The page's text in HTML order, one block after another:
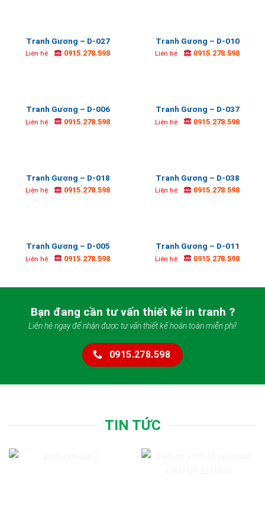
Tranh Gương – D-027
Liên hệ 0915.278.598
Tranh Gương – D-010
Liên hệ 0915.278.598
Tranh Gương – D-006
Liên hệ 0915.278.598
Tranh Gương – D-037
Liên hệ 0915.278.598
Tranh Gương – D-018
Liên hệ 0915.278.598
Tranh Gương – D-038
Liên hệ 0915.278.598
Tranh Gương – D-005
Liên hệ 0915.278.598
Tranh Gương – D-011
Liên hệ 0915.278.598
Bạn đang cần tư vấn thiết kế in tranh ?
Liên hệ ngay để nhận được tư vấn thiết kế hoàn toàn miễn phí!
0915.278.598
TIN TỨC